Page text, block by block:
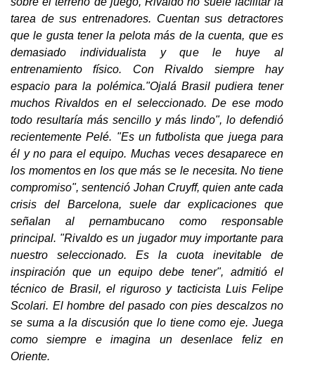
tarea de sus entrenadores. Cuentan sus detractores
que le gusta tener la pelota más de la cuenta, que es
demasiado individualista y que le huye al
entrenamiento físico. Con Rivaldo siempre hay
espacio para la polémica."Ojalá Brasil pudiera tener
muchos Rivaldos en el seleccionado. De ese modo
todo resultaría más sencillo y más lindo", lo defendió
recientemente Pelé. "Es un futbolista que juega para
él y no para el equipo. Muchas veces desaparece en
los momentos en los que más se le necesita. No tiene
compromiso", sentenció Johan Cruyff, quien ante cada
crisis del Barcelona, suele dar explicaciones que
señalan al pernambucano como responsable
principal. "Rivaldo es un jugador muy importante para
nuestro seleccionado. Es la cuota inevitable de
inspiración que un equipo debe tener", admitió el
técnico de Brasil, el riguroso y tacticista Luis Felipe
Scolari. El hombre del pasado con pies descalzos no
se suma a la discusión que lo tiene como eje. Juega
como siempre e imagina un desenlace feliz en
Oriente.